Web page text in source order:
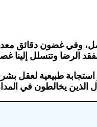
وفي غضون دقائق
وتتسلل إلينا غصة
طبيعية لعقل
الذين يخالطون في